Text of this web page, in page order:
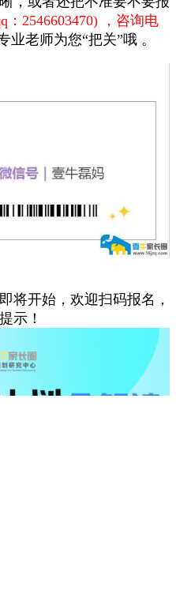
2546603470) ， 咨询电
业老师为您“把关”哦 。
将开始，欢迎扫码报名，
示！